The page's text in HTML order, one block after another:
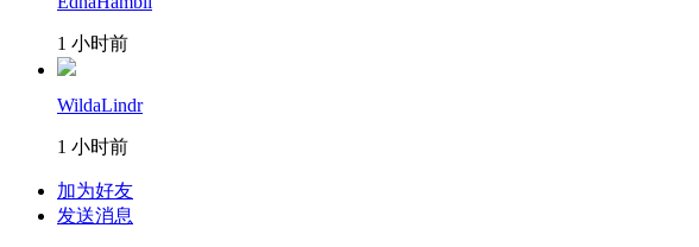
1 小时前
WildaLindr
1 小时前
加为好友
发送消息